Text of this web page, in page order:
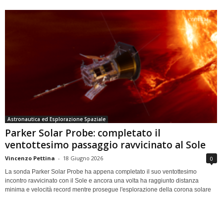
Astronautica ed Esplorazione Spaziale
Parker Solar Probe: completato il
ventottesimo passaggio ravvicinato al Sole
Vincenzo Pettina - 18 Giugno 2026 0
La sonda Parker Solar Probe ha appena completato il suo ventottesimo
incontro ravvicinato con il Sole e ancora una volta ha raggiunto distanza
minima e velocità record mentre prosegue l'esplorazione della corona solare